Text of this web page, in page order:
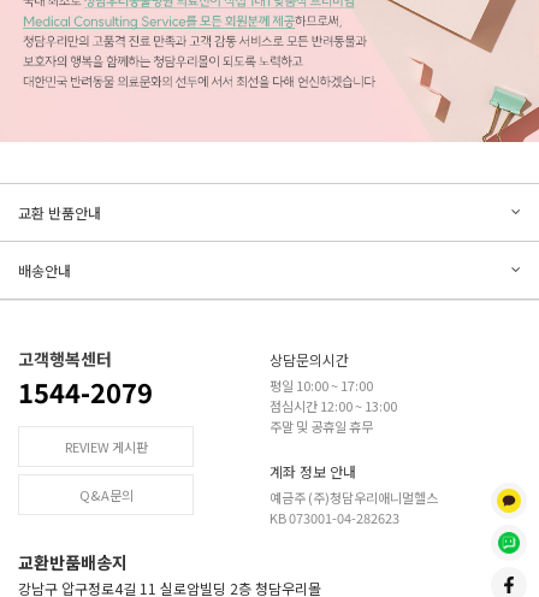
교환 반품안내
배송안내
고객행복센터
1544-2079
REVIEW 게시판
Q&A문의
상담문의시간
평일 10:00 ~ 17:00
점심시간 12:00 ~ 13:00
주말 및 공휴일 휴무
계좌 정보 안내
예금주 (주)청담우리애니멀헬스
KB 073001-04-282623
교환반품배송지
강남구 압구정로4길 11 실로암빌딩 2층 청담우리몰